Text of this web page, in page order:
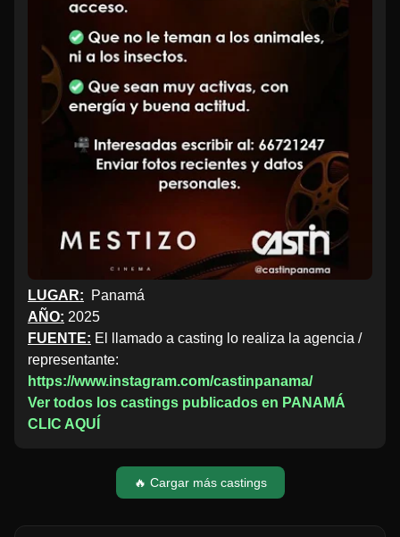
LUGAR: Panamá
AÑO: 2025
FUENTE: El llamado a casting lo realiza la agencia /
representante:
https://www.instagram.com/castinpanama/
Ver todos los castings publicados en PANAMÁ
CLIC AQUÍ
🔥 Cargar más castings